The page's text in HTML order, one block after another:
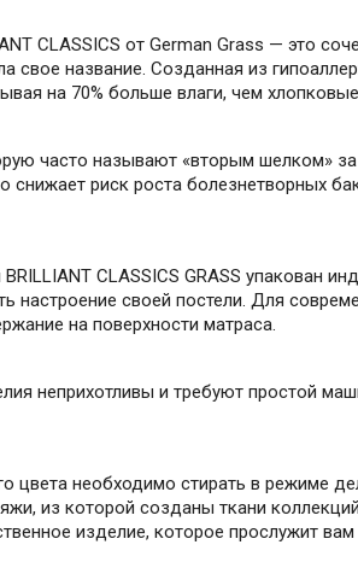
CLASSICS от German Grass — это
свое название. Созданная из
на 70% больше влаги, чем
часто называют «вторым шелком»
снижает риск роста болезнетворных
CLASSICS GRASS упакован
настроение своей постели. Для
на поверхности матраса.
неприхотливы и требуют простой
цвета необходимо стирать в режиме
из которой созданы ткани
изделие, которое прослужит